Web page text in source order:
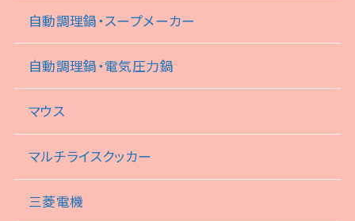
自動調理鍋・スープメーカー
自動調理鍋・電気圧力鍋
マウス
マルチライスクッカー
三菱電機